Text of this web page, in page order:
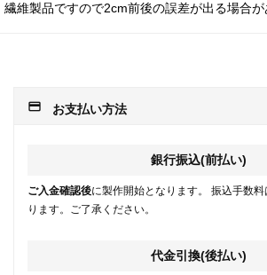
繊維製品ですので2cm前後の誤差が出る場合が
payment お支払い方法
銀行振込(前払い)
ご入金確認後に製作開始となります。 振込手数
ります。ご了承ください。
代金引換(後払い)